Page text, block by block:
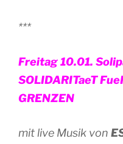
***
Freitag 10.01.
SOLIDARITaeT
GRENZEN
mit live Musik von